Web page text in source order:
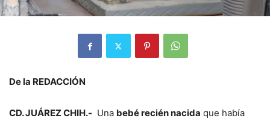
De la REDACCIÓN
CD. JUÁREZ CHIH.- Una bebé recién nacida que había